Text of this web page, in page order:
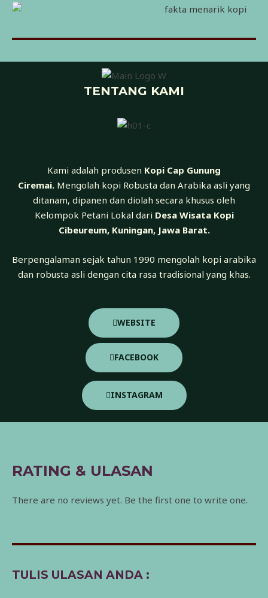
TENTANG KAMI
Kami adalah produsen Kopi Cap Gunung
Ciremai. Mengolah kopi Robusta dan Arabika asli yang
ditanam, dipanen dan diolah secara khusus oleh
Kelompok Petani Lokal dari Desa Wisata Kopi
Cibeureum, Kuningan, Jawa Barat.
Berpengalaman sejak tahun 1990 mengolah kopi arabika
dan robusta asli dengan cita rasa tradisional yang khas.
WEBSITE
FACEBOOK
INSTAGRAM
RATING & ULASAN
There are no reviews yet. Be the first one to write one.
TULIS ULASAN ANDA :